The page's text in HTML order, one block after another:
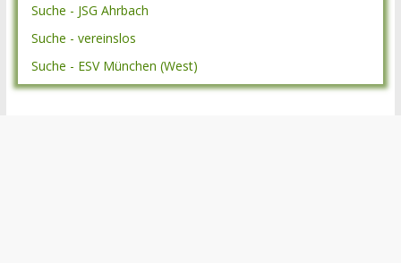
Suche - JSG Ahrbach
Suche - vereinslos
Suche - ESV München (West)